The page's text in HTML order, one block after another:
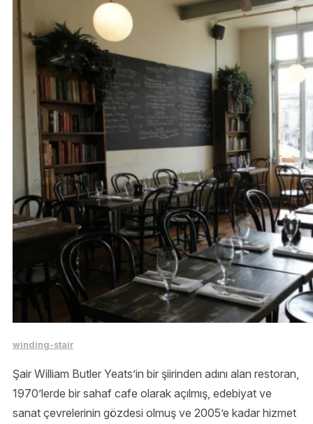
winding-stair
Şair William Butler Yeats’in bir şiirinden adını alan restoran,
1970’lerde bir sahaf cafe olarak açılmış, edebiyat ve
sanat çevrelerinin gözdesi olmuş ve 2005’e kadar hizmet